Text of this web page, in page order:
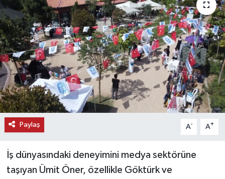
Paylaş A- A+
İş dünyasındaki deneyimini medya sektörüne
taşıyan Ümit Öner, özellikle Göktürk ve
SAĞLIK
SPOR
TEKNOLOJİ
TİCARET
YAŞAM